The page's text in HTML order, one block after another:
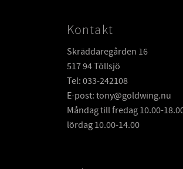
Kontakt
Skräddaregården 16
517 94 Töllsjö
Tel: 033-242108
E-post: tony@goldwing.nu
Måndag till fredag 10.00-
lördag 10.00-14.00